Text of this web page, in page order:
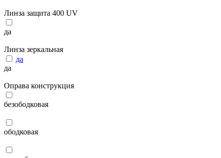
Линза защита 400 UV
да
Линза зеркальная
да
да
Оправа конструкция
безободковая
ободковая